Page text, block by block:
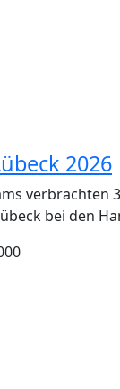
2026
verbrachten
bei den